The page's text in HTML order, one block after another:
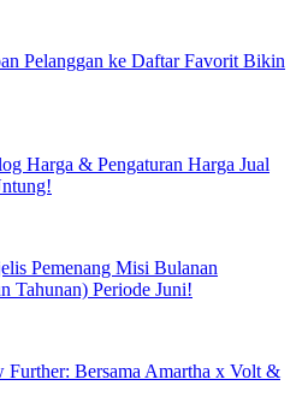
Pelanggan ke Daftar Favorit Bikin
Harga & Pengaturan Harga Jual
Pemenang Misi Bulanan
Tahunan) Periode Juni!
Further: Bersama Amartha x Volt &